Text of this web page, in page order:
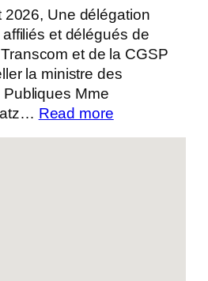
2026, Une délégation
et délégués de
Transcom et de la CGSP
la ministre des
Mme
Read more: